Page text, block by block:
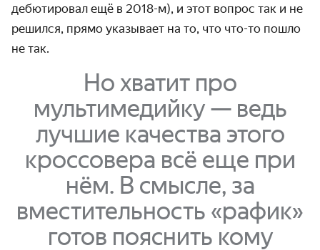
дебютировал ещё в 2018-м), и этот вопрос так и не
решился, прямо указывает на то, что что-то пошло
не так.
Но хватит про
мультимедийку — ведь
лучшие качества этого
кроссовера всё еще при
нём. В смысле, за
вместительность «рафик»
готов пояснить кому